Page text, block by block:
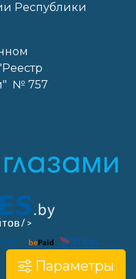
Параметры
Республики
№ 757